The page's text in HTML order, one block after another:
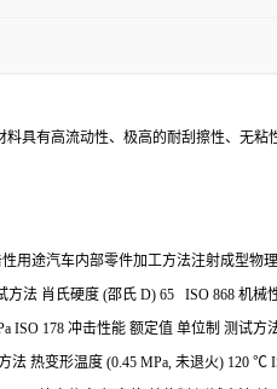
具有高流动性、极高的耐刮擦性、无粘
用途汽车内部零件加工方法注射成型物
方法 肖氏硬度 (邵氏 D) 65 ISO 868 机械
ISO 178 冲击性能 额定值 单位制 测试方
法 热变形温度 (0.45 MPa, 未退火) 120 ℃